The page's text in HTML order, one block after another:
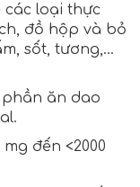
các loại thực
đồ hộp và bỏ
sốt, tương,…
ăn dao
đến <2000